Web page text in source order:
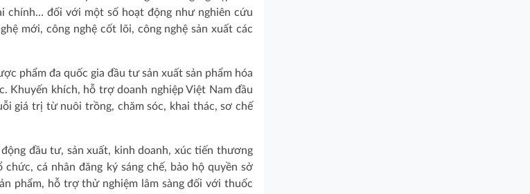
đối với một số hoạt động như nghiên cứu
mới, công nghệ cốt lõi, công nghệ sản xuất các
phẩm đa quốc gia đầu tư sản xuất sản phẩm hóa
Khuyến khích, hỗ trợ doanh nghiệp Việt Nam đầu
giá trị từ nuôi trồng, chăm sóc, khai thác, sơ chế
đầu tư, sản xuất, kinh doanh, xúc tiến thương
cá nhân đăng ký sáng chế, bảo hộ quyền sở
phẩm, hỗ trợ thử nghiệm lâm sàng đối với thuốc